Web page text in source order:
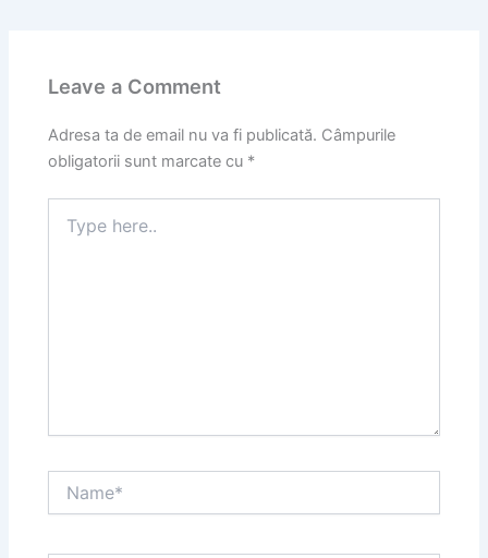
Leave a Comment
Adresa ta de email nu va fi publicată. Câmpurile
obligatorii sunt marcate cu *
here..